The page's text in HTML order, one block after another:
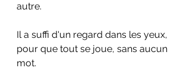
autre.
Il a suffi d'un regard dans les yeux,
pour que tout se joue, sans aucun
mot.